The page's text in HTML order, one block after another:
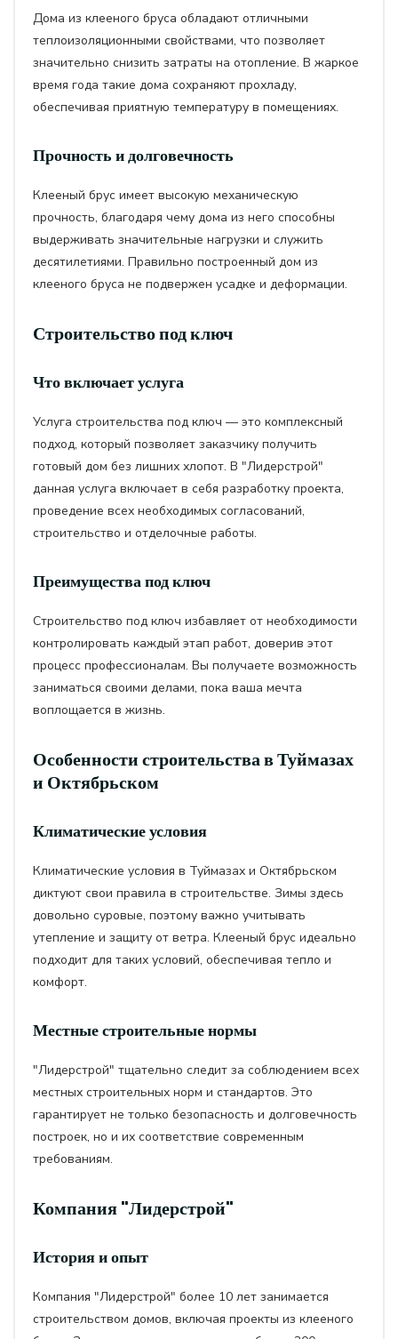
Дома из клееного бруса обладают отличными
теплоизоляционными свойствами, что позволяет
значительно снизить затраты на отопление. В жаркое
время года такие дома сохраняют прохладу,
обеспечивая приятную температуру в помещениях.
Прочность и долговечность
Клееный брус имеет высокую механическую
прочность, благодаря чему дома из него способны
выдерживать значительные нагрузки и служить
десятилетиями. Правильно построенный дом из
клееного бруса не подвержен усадке и деформации.
Строительство под ключ
Что включает услуга
Услуга строительства под ключ — это комплексный
подход, который позволяет заказчику получить
готовый дом без лишних хлопот. В "Лидерстрой"
данная услуга включает в себя разработку проекта,
проведение всех необходимых согласований,
строительство и отделочные работы.
Преимущества под ключ
Строительство под ключ избавляет от необходимости
контролировать каждый этап работ, доверив этот
процесс профессионалам. Вы получаете возможность
заниматься своими делами, пока ваша мечта
воплощается в жизнь.
Особенности строительства в Туймазах
и Октябрьском
Климатические условия
Климатические условия в Туймазах и Октябрьском
диктуют свои правила в строительстве. Зимы здесь
довольно суровые, поэтому важно учитывать
утепление и защиту от ветра. Клееный брус идеально
подходит для таких условий, обеспечивая тепло и
комфорт.
Местные строительные нормы
"Лидерстрой" тщательно следит за соблюдением всех
местных строительных норм и стандартов. Это
гарантирует не только безопасность и долговечность
построек, но и их соответствие современным
требованиям.
Компания "Лидерстрой"
История и опыт
Компания "Лидерстрой" более 10 лет занимается
строительством домов, включая проекты из клееного